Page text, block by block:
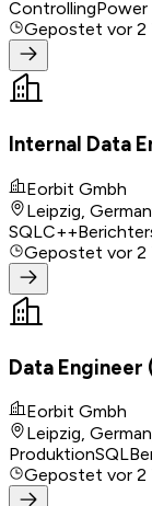
ControllingPower
Gepostet vor 2
Internal Data
Eorbit Gmbh
Leipzig,
SQLC++
Gepostet vor 2
Data
Eorbit Gmbh
Leipzig,
ProduktionSQL
Gepostet vor 2